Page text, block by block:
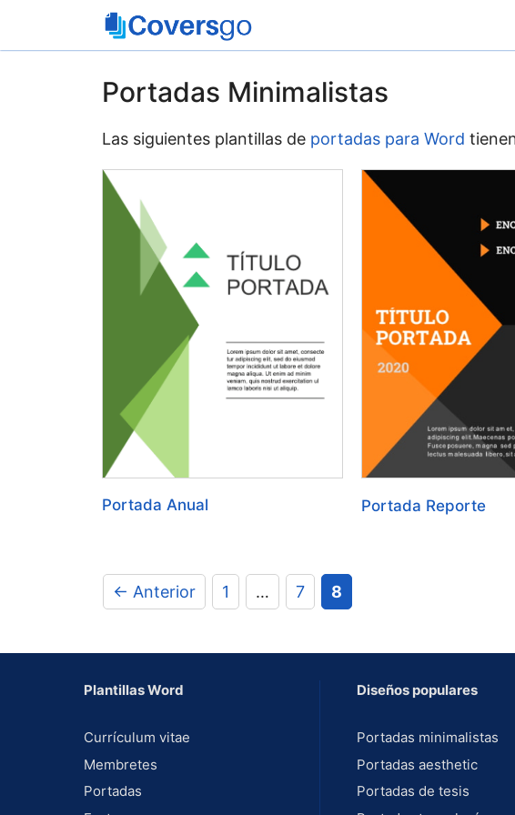
Portadas Minimalistas
Las siguientes plantillas de portadas para Word
Portada Anual Portada Reporte
← Anterior Página
1 … Página
7 Página
8
Plantillas Word
Currículum vitae
Membretes
Portadas
Diseños populares
Portadas minimalistas
Portadas aesthetic
Portadas de tesis